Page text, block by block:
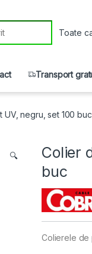
Transport
negru, set 100 buc
🔍
Colier
buc
Colierele de